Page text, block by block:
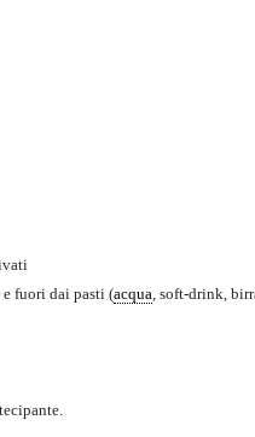
fuori dai pasti (acqua , soft-drink,